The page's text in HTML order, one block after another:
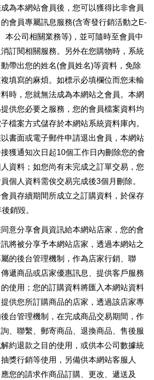
為本網站會員後，您可以獲得比非會員
會員專屬訊息服務(含寄發行銷活動之E-
本公司相關業務等)，並可隨時至會員中
訂閱相關服務。另外在您購物時，系統
帶出您的姓名(會員姓名)等資料，免除
填寫的麻煩。如標示必填欄位而您未輸
料時，您就無法成為本網站之會員。本網
供您必要之服務，您的會員檔案資料均
子檔案方式儲存於本網站系統資料庫內。
書面或電子郵件申請退出會員，本網站
獲通知次日起10個工作日內刪除您的會
人資料；如您尚有未完成之訂單交易，您
個人資料需俟交易完成後3個月刪除。
員存續期間所成立之訂購資料，於保存
銷毀。
意分享會員資訊給本網站店家，您的會
訊將被分享予本網站店家，透過本網站之
的後台管理機制，作為店家行銷、聯
遞商品或店家優惠訊息、提供客戶服務
使用；您的訂購資料將匯入本網站資料
供您所訂購商品的店家，透過該店家專
後台管理機制，在完成商品交易期間，作
、聯繫、郵寄商品、退換商品、售後服
約退款之目的使用，或供本公司數據統
獎行銷等使用，另備供本網站客服人
應您的請求作商品訂購、更改、遞送及